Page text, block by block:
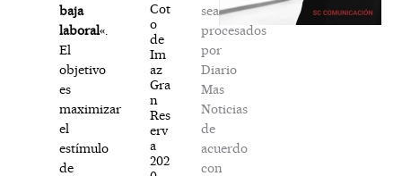
baja
laboral«.
El
objetivo
es
maximizar
el
estímulo
de
Cot
o
de
Im
az
Gra
n
Res
erv
a
202
sean
procesados
por
Diario
Mas
Noticias
de
acuerdo
con